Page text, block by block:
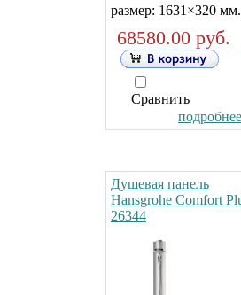
размер: 1631×320 мм.
68580.00 руб.
Сравнить
Душевая панель
Hansgrohe Comfort
26344